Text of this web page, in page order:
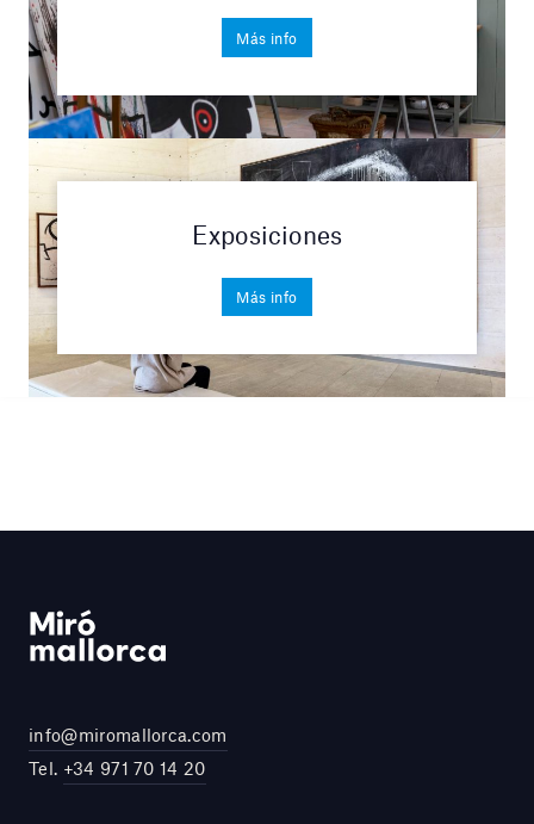
Más info
Exposiciones
Más info
info@miromallorca.com
Tel. +34 971 70 14 20